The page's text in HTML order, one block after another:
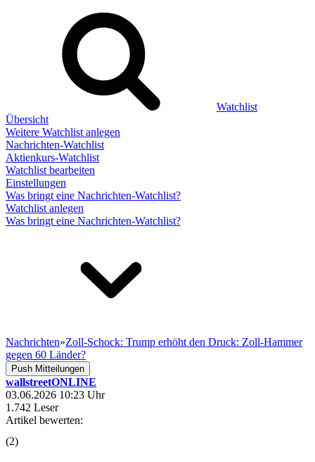
Watchlist
Übersicht
Weitere Watchlist anlegen
Nachrichten-Watchlist
Aktienkurs-Watchlist
Watchlist bearbeiten
Einstellungen
Was bringt eine Nachrichten-Watchlist?
Watchlist anlegen
Was bringt eine Nachrichten-Watchlist?
Nachrichten»Zoll-Schock: Trump erhöht den Druck: Zoll-Hammer
gegen 60 Länder?
Push Mitteilungen
wallstreetONLINE
03.06.2026 10:23 Uhr
1.742 Leser
Artikel bewerten:
(2)